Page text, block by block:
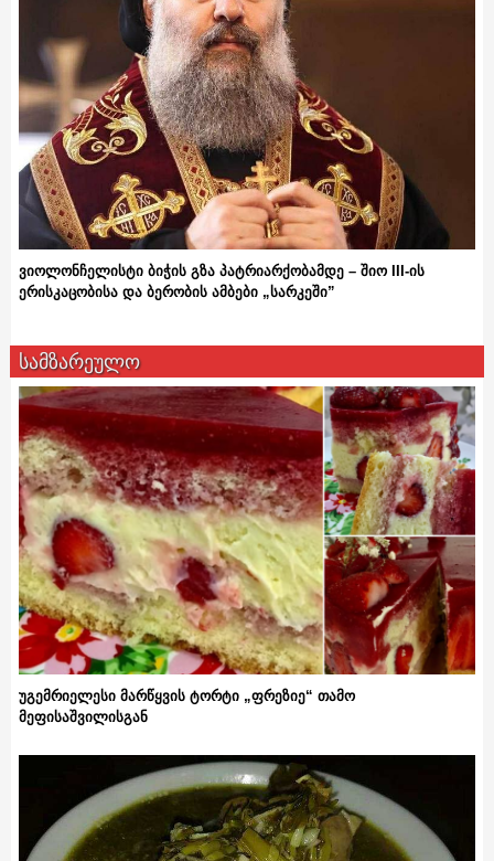
ვიოლონჩელისტი ბიჭის გზა პატრიარქობამდე – შიო III-ის
ერისკაცობისა და ბერობის ამბები „სარკეში”
სამზარეულო
უგემრიელესი მარწყვის ტორტი „ფრეზიე“ თამო
მეფისაშვილისგან